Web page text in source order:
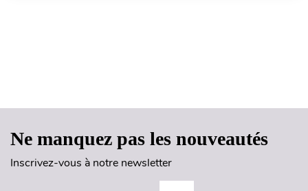
Ne manquez pas les nouveautés
Inscrivez-vous à notre newsletter